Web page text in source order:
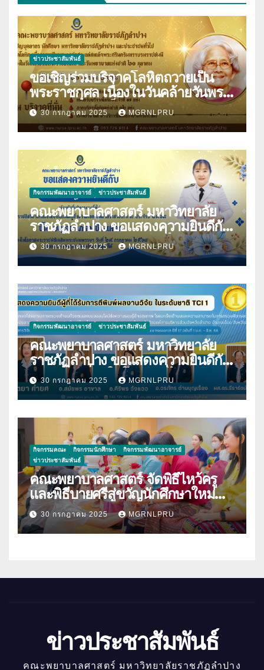
ข่าวประชาสัมพันธ์
ขอเชิญร่วมบริจาคโลหิตถวายเป็น
พระราชกุศล เนื่องในวันคล้ายวันพระ
ราชสมภพสมเด็จพระศรีนครินทราบ
รมราชชนนี และวันพยาบาลแห่งชาติ
21 ตุลาคม 2568
30 กรกฎาคม 2025 MGRNLPRU
กิจกรรมพัฒนาอาจารย์ ข่าวประชาสัมพันธ์
คณะพยาบาลศาสตร์ มหาวิทยาลัย
ราชภัฏลำปาง ขอแสดงความยินดีกับ
นางมนันญา สายปินตา ที่ได้รับ
พระราชทานเครื่องราชอิสริยาภรณ์
30 กรกฎาคม 2025 MGRNLPRU
กิจกรรมพัฒนาอาจารย์ ข่าวประชาสัมพันธ์
คณะพยาบาลศาสตร์ มหาวิทยาลัย
ราชภัฏลำปาง ขอแสดงความยินดีกับ
บุคลากร เนื่องในโอกาสที่ได้รับการตี
พิมพ์ผลงานวิจัย
30 กรกฎาคม 2025 MGRNLPRU
กิจกรรมคณะ กิจกรรมนักศึกษา
กิจกรรมพัฒนาอาจารย์
ข่าวประชาสัมพันธ์
คณะพยาบาลศาสตร์ จัดพิธีไหว้ครู
และพิธีบายศรีสู่ขวัญนักศึกษาใหม่
ประจำปีการศึกษา 2568
30 กรกฎาคม 2025 MGRNLPRU
ข่าวประชาสัมพันธ์
คณะพยาบาลศาสตร์ มหาวิทยาลัยราชภัฏลำปาง